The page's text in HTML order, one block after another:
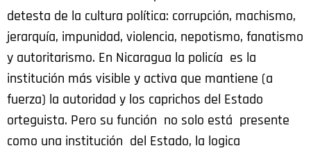
detesta de la cultura política: corrupción, machismo,
jerarquía, impunidad, violencia, nepotismo, fanatismo
y autoritarismo. En Nicaragua la policía es la
institución más visible y activa que mantiene (a
fuerza) la autoridad y los caprichos del Estado
orteguista. Pero su función no solo está presente
como una institución del Estado, la logica